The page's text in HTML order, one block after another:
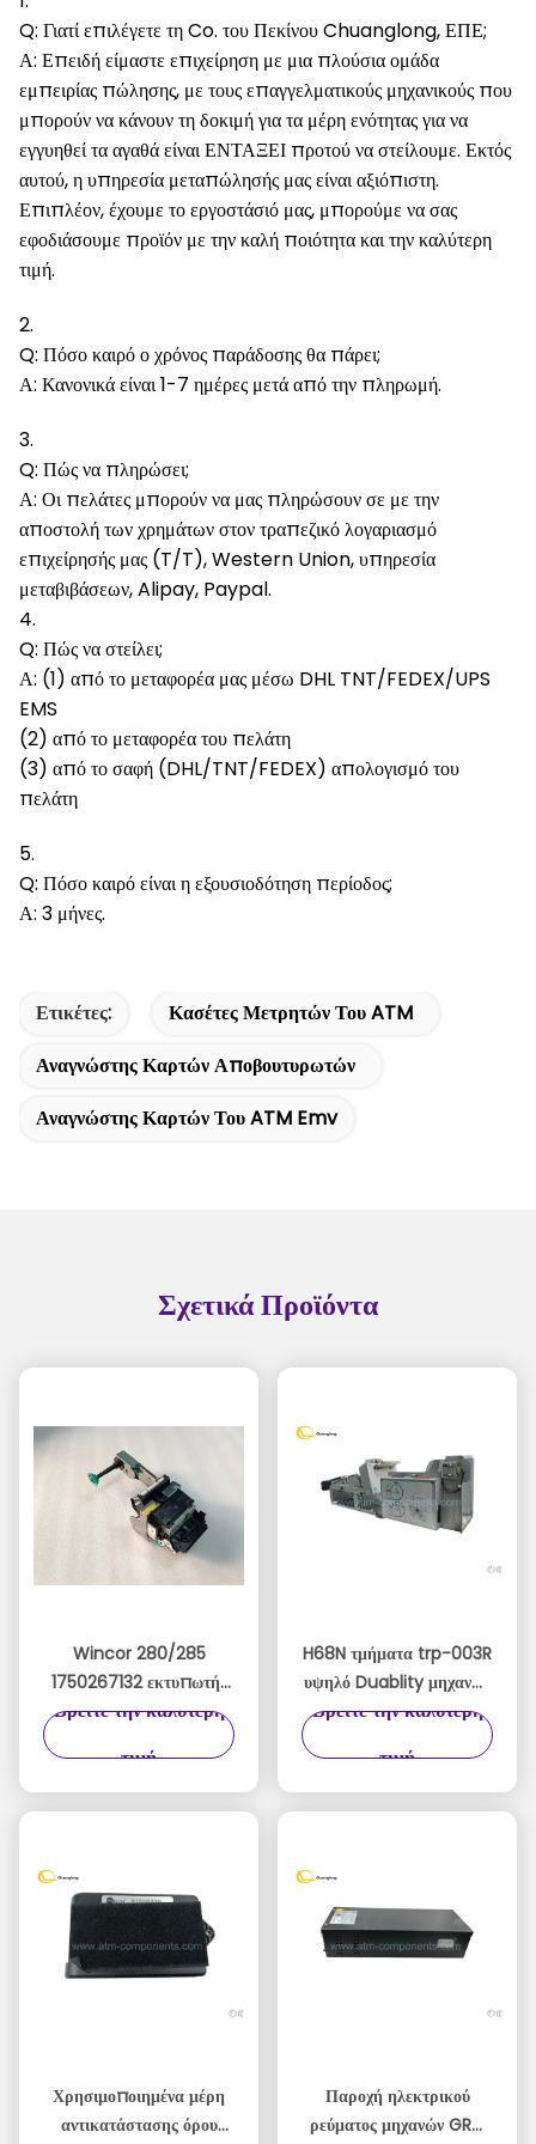
Q: Γιατί επιλέγετε τη Co. του Πεκίνου Chuanglong, ΕΠΕ;
Α: Επειδή είμαστε επιχείρηση με μια πλούσια ομάδα
εμπειρίας πώλησης, με τους επαγγελματικούς μηχανικούς που
μπορούν να κάνουν τη δοκιμή για τα μέρη ενότητας για να
εγγυηθεί τα αγαθά είναι ΕΝΤΑΞΕΙ προτού να στείλουμε. Εκτός
αυτού, η υπηρεσία μεταπώλησής μας είναι αξιόπιστη.
Επιπλέον, έχουμε το εργοστάσιό μας, μπορούμε να σας
εφοδιάσουμε προϊόν με την καλή ποιότητα και την καλύτερη
τιμή.
2.
Q: Πόσο καιρό ο χρόνος παράδοσης θα πάρει;
Α: Κανονικά είναι 1-7 ημέρες μετά από την πληρωμή.
3.
Q: Πώς να πληρώσει;
Α: Οι πελάτες μπορούν να μας πληρώσουν σε με την
αποστολή των χρημάτων στον τραπεζικό λογαριασμό
επιχείρησής μας (T/T), Western Union, υπηρεσία
μεταβιβάσεων, Alipay, Paypal.
4.
Q: Πώς να στείλει;
Α: (1) από το μεταφορέα μας μέσω DHL TNT/FEDEX/UPS
EMS
(2) από το μεταφορέα του πελάτη
(3) από το σαφή (DHL/TNT/FEDEX) απολογισμό του
πελάτη
5.
Q: Πόσο καιρό είναι η εξουσιοδότηση περίοδος;
Α: 3 μήνες.
Ετικέτες:
Κασέτες Μετρητών Του ATM
Αναγνώστης Καρτών Αποβουτυρωτών
Αναγνώστης Καρτών Του ATM Emv
Σχετικά Προϊόντα
Wincor 280/285
1750267132 εκτυπωτής
280 01750256248
80mm
Βρείτε την καλύτερη
τιμή
H68N τμήματα trp-003R
υψηλό Duablity μηχανών
εκτυπωτών ATM
Βρείτε την καλύτερη
τιμή
Χρησιμοποιημένα μέρη
αντικατάστασης όρου
Παροχή ηλεκτρικού
ρεύματος μηχανών GRG